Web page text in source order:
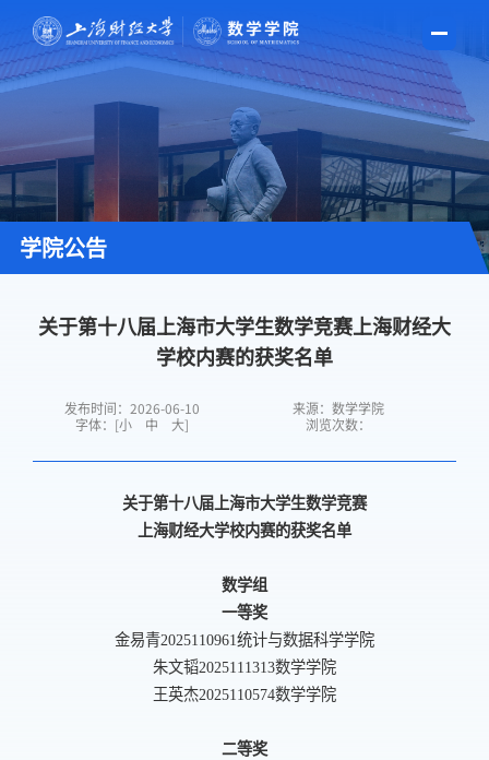
学院公告
关于第十八届上海市大学生数学竞赛上海财经大
学校内赛的获奖名单
发布时间：2026-06-10
来源：数学学院
字体：[小 中 大] 浏览次数：
关于第十八届上海市大学生数学竞赛
上海财经大学校内赛的获奖名单
数学组
一等奖
金易青2025110961统计与数据科学学院
朱文韬2025111313数学学院
王英杰2025110574数学学院
二等奖